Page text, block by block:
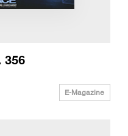
356
E-Magazine